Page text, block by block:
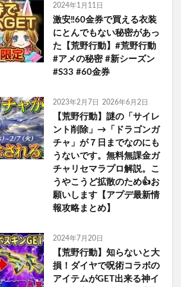
2024年1月11日
激安‼️60金券で買える衣装
にとんでもない秘密があっ
た【荒野行動】#荒野行動
#アメの秘密 #新シーズン
#S33 #60金券
2023年2月7日 2026年6月2日
【荒野行動】謎の「サイレ
ント削除」→「ドラゴンガ
チャ」が７日までなのにも
うないです。無料無課金ガ
チャリセマラプロ解説。こ
うやこうど拡散のため👍お
願いします【アプデ最新情
報攻略まとめ】
2024年7月20日
【荒野行動】知らないと大
損！ダイヤで呪術コラボの
アイテムがGET出来る神イ